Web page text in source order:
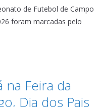
de Futebol de Campo
foram marcadas pelo
Feira da
Dia dos Pais